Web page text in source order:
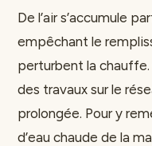
De l’air s’accumule
empêchant le
perturbent la
des travaux sur le
prolongée. Pour y
d’eau chaude de la